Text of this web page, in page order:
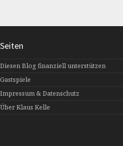
Seiten
Diesen Blog finanziell unterstützen
Gastspiele
Impressum & Datenschutz
Über Klaus Kelle